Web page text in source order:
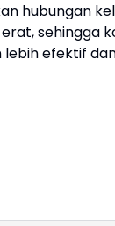
hubungan
sehingga
efektif